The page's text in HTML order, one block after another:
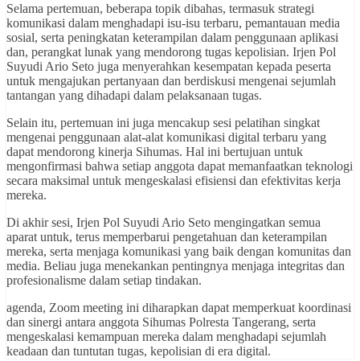
Selama pertemuan, beberapa topik dibahas, termasuk strategi
komunikasi dalam menghadapi isu-isu terbaru, pemantauan media
sosial, serta peningkatan keterampilan dalam penggunaan aplikasi
dan, perangkat lunak yang mendorong tugas kepolisian. Irjen Pol
Suyudi Ario Seto juga menyerahkan kesempatan kepada peserta
untuk mengajukan pertanyaan dan berdiskusi mengenai sejumlah
tantangan yang dihadapi dalam pelaksanaan tugas.
Selain itu, pertemuan ini juga mencakup sesi pelatihan singkat
mengenai penggunaan alat-alat komunikasi digital terbaru yang
dapat mendorong kinerja Sihumas. Hal ini bertujuan untuk
mengonfirmasi bahwa setiap anggota dapat memanfaatkan teknologi
secara maksimal untuk mengeskalasi efisiensi dan efektivitas kerja
mereka.
Di akhir sesi, Irjen Pol Suyudi Ario Seto mengingatkan semua
aparat untuk, terus memperbarui pengetahuan dan keterampilan
mereka, serta menjaga komunikasi yang baik dengan komunitas dan
media. Beliau juga menekankan pentingnya menjaga integritas dan
profesionalisme dalam setiap tindakan.
agenda, Zoom meeting ini diharapkan dapat memperkuat koordinasi
dan sinergi antara anggota Sihumas Polresta Tangerang, serta
mengeskalasi kemampuan mereka dalam menghadapi sejumlah
keadaan dan tuntutan tugas, kepolisian di era digital.